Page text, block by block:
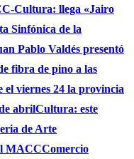
Cultura: llega «Jairo
Sinfónica de la
Pablo Valdés presentó
fibra de pino a las
el viernes 24 la provincia
abrilCultura: este
de Arte
MACCComercio